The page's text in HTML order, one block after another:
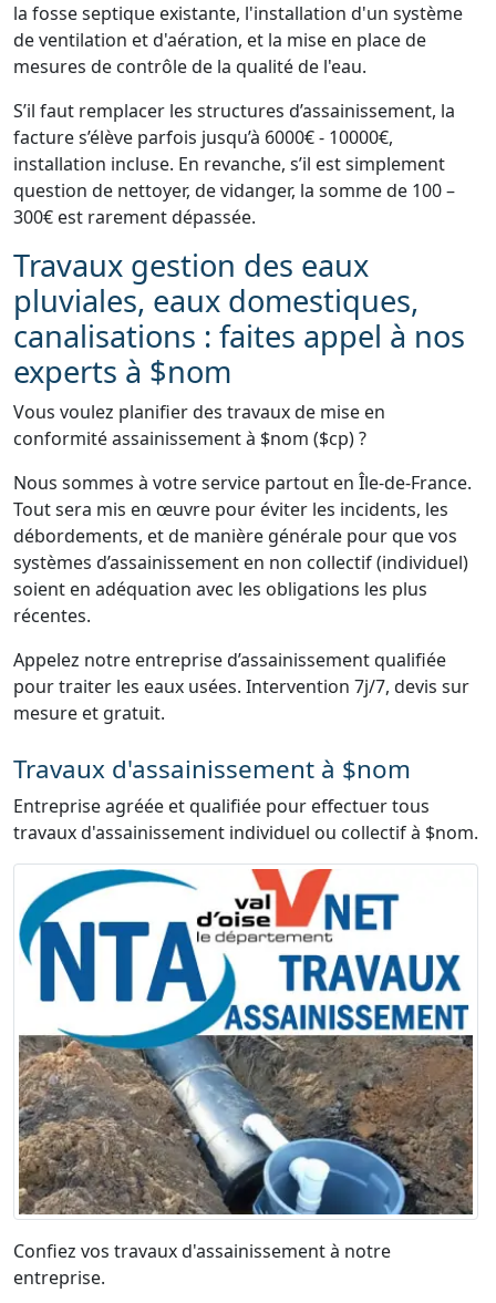
la fosse septique existante, l'installation d'un système
de ventilation et d'aération, et la mise en place de
mesures de contrôle de la qualité de l'eau.
S’il faut remplacer les structures d’assainissement, la
facture s’élève parfois jusqu’à 6000€ - 10000€,
installation incluse. En revanche, s’il est simplement
question de nettoyer, de vidanger, la somme de 100 –
300€ est rarement dépassée.
Travaux gestion des eaux
pluviales, eaux domestiques,
canalisations : faites appel à nos
experts à $nom
Vous voulez planifier des travaux de mise en
conformité assainissement à $nom ($cp) ?
Nous sommes à votre service partout en Île-de-France.
Tout sera mis en œuvre pour éviter les incidents, les
débordements, et de manière générale pour que vos
systèmes d’assainissement en non collectif (individuel)
soient en adéquation avec les obligations les plus
récentes.
Appelez notre entreprise d’assainissement qualifiée
pour traiter les eaux usées. Intervention 7j/7, devis sur
mesure et gratuit.
Travaux d'assainissement à $nom
Entreprise agréée et qualifiée pour effectuer tous
travaux d'assainissement individuel ou collectif à $nom.
Confiez vos travaux d'assainissement à notre
entreprise.